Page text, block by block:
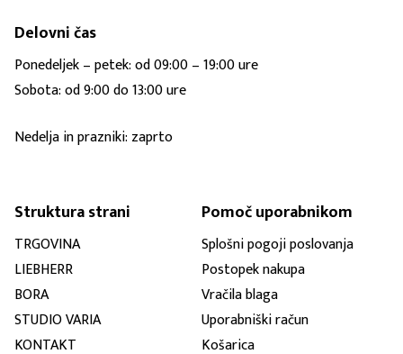
Delovni čas
Ponedeljek – petek: od 09:00 – 19:00 ure
Sobota: od 9:00 do 13:00 ure
Nedelja in prazniki: zaprto
Struktura strani
TRGOVINA
LIEBHERR
BORA
STUDIO VARIA
KONTAKT
Pomoč uporabnikom
Splošni pogoji poslovanja
Postopek nakupa
Vračila blaga
Uporabniški račun
Košarica